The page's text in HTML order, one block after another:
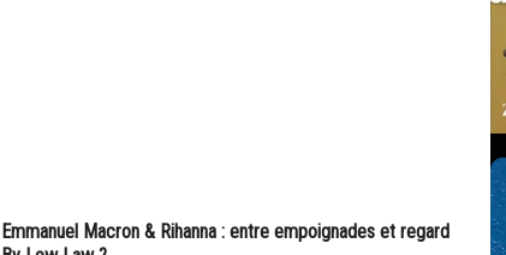
Emmanuel Macron & Rihanna : entre empoignades et regard